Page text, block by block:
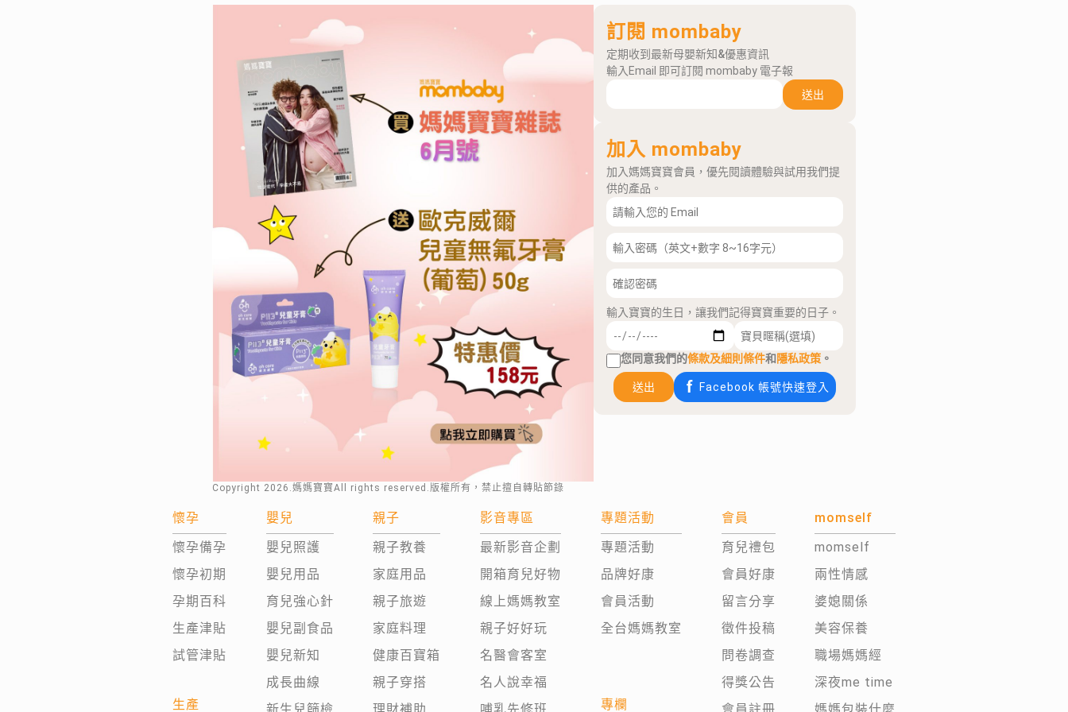
Copyright 2026 .媽媽寶寶All rights reserved.版權所有，禁止擅自轉貼節錄
訂閱 mombaby
定期收到最新母嬰新知&優惠資訊
輸入Email 即可訂閱 mombaby 電子報
送出
加入 mombaby
加入媽媽寶寶會員，優先閱讀體驗與試用我們提
供的產品。
輸入寶寶的生日，讓我們記得寶寶重要的日子。
您同意我們的條款及細則條件和隱私政策 。
送出 Facebook 帳號快速登入
懷孕
懷孕備孕
懷孕初期
孕期百科
生產津貼
試管津貼
生產
嬰兒
嬰兒照護
嬰兒用品
育兒強心針
嬰兒副食品
嬰兒新知
成長曲線
親子
親子教養
家庭用品
親子旅遊
家庭料理
健康百寶箱
親子穿搭
影音專區
最新影音企劃
開箱育兒好物
線上媽媽教室
親子好好玩
名醫會客室
名人說幸福
專題活動
專題活動
品牌好康
會員活動
全台媽媽教室
專欄
會員
育兒禮包
會員好康
留言分享
徵件投稿
問卷調查
得獎公告
momself
momself
兩性情感
婆媳關係
美容保養
職場媽媽經
深夜me time